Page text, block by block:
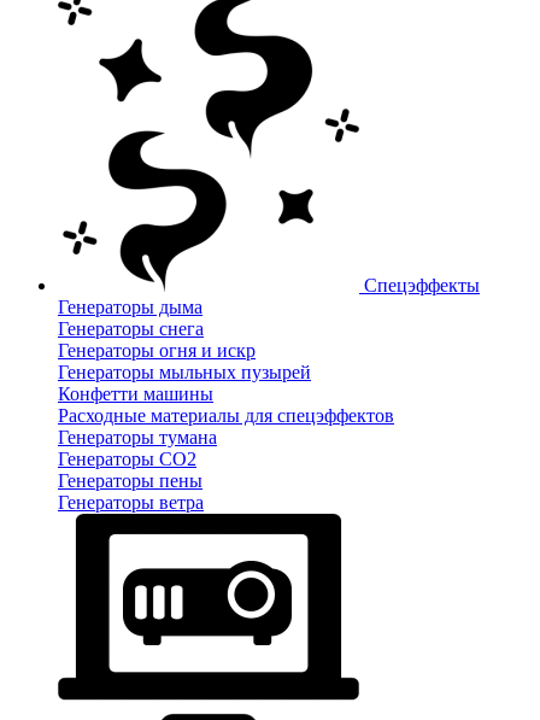
Спецэффекты
Генераторы дыма
Генераторы снега
Генераторы огня и искр
Генераторы мыльных пузырей
Конфетти машины
Расходные материалы для спецэффектов
Генераторы тумана
Генераторы CO2
Генераторы пены
Генераторы ветра